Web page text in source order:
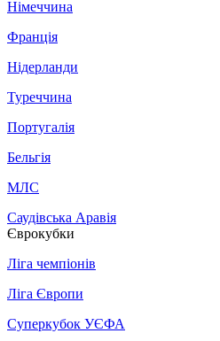
Німеччина
Франція
Нідерланди
Туреччина
Португалія
Бельгія
МЛС
Саудівська Аравія
Єврокубки
Ліга чемпіонів
Ліга Європи
Суперкубок УЄФА